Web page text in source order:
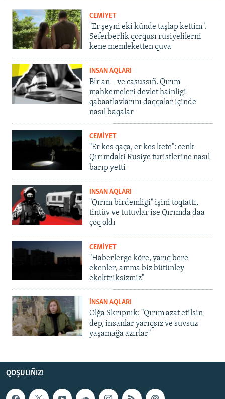
CEMİYET
"Er şeyni eki künde taşlap kettim".
Seferberlik qorqusı rusiyelilerni
kene memleketten quva
İNSAN AQLARI
Bir an – ve casussıñ. Qırım
mahkemeleri devlet hainligi
qabaatlavlarını daqqalar içinde
nasıl baqalar
CEMİYET
"Er kes qaça, er kes kete": cenk
Qırımdaki Rusiye turistlerine nasıl
barıp yetti
İNSAN AQLARI
"Qırım birdemligi" işini toqtattı,
tintüv ve tutuvlar ise Qırımda daa
çoq oldı
CEMİYET
"Haberlerge köre, yarıq bere
ekenler, amma biz bütünley
ekektriksizmiz"
İNSAN AQLARI
Olğa Skrıpnık: "Qırım azat etilsin
dep, insanlar yarıqsız ve suvsuz
yaşamağa azırlar"
QOŞULIÑIZ!